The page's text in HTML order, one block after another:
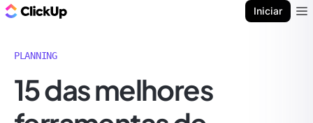
Iniciar
PLANNING
15 das melhores